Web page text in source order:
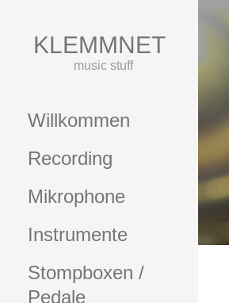
KLEMMNET
music stuff
Willkommen
Recording
Mikrophone
Instrumente
Stompboxen /
Pedale